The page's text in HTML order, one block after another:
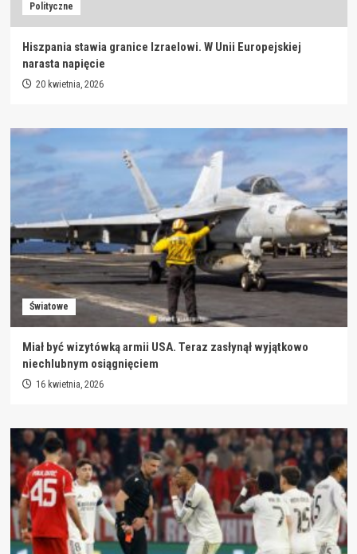
Polityczne
Hiszpania stawia granice Izraelowi. W Unii Europejskiej
narasta napięcie
20 kwietnia, 2026
Światowe
Miał być wizytówką armii USA. Teraz zasłynął wyjątkowo
niechlubnym osiągnięciem
16 kwietnia, 2026